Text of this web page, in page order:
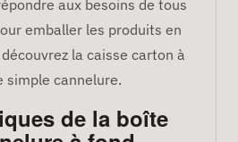
aux besoins de tous
emballer les produits en
la caisse carton à
simple cannelure.
de la boîte